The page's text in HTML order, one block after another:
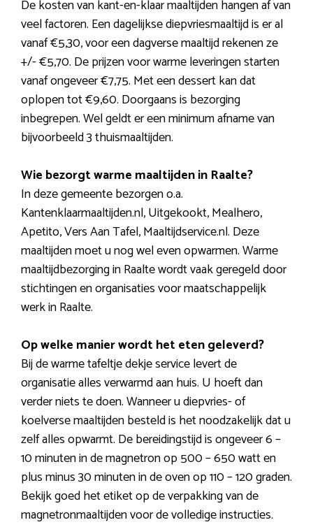
De kosten van kant-en-klaar maaltijden hangen af van
veel factoren. Een dagelijkse diepvriesmaaltijd is er al
vanaf €5,30, voor een dagverse maaltijd rekenen ze
+/- €5,70. De prijzen voor warme leveringen starten
vanaf ongeveer €7,75. Met een dessert kan dat
oplopen tot €9,60. Doorgaans is bezorging
inbegrepen. Wel geldt er een minimum afname van
bijvoorbeeld 3 thuismaaltijden.
Wie bezorgt warme maaltijden in Raalte?
In deze gemeente bezorgen o.a.
Kantenklaarmaaltijden.nl, Uitgekookt, Mealhero,
Apetito, Vers Aan Tafel, Maaltijdservice.nl. Deze
maaltijden moet u nog wel even opwarmen. Warme
maaltijdbezorging in Raalte wordt vaak geregeld door
stichtingen en organisaties voor maatschappelijk
werk in Raalte.
Op welke manier wordt het eten geleverd?
Bij de warme tafeltje dekje service levert de
organisatie alles verwarmd aan huis. U hoeft dan
verder niets te doen. Wanneer u diepvries- of
koelverse maaltijden besteld is het noodzakelijk dat u
zelf alles opwarmt. De bereidingstijd is ongeveer 6 –
10 minuten in de magnetron op 500 – 650 watt en
plus minus 30 minuten in de oven op 110 – 120 graden.
Bekijk goed het etiket op de verpakking van de
magnetronmaaltijden voor de volledige instructies.